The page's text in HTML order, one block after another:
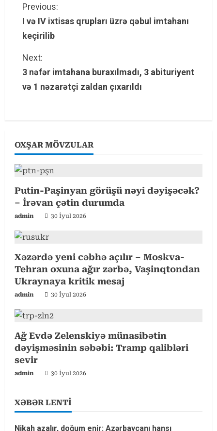
C
o
n
t
i
e
R
e
a
d
i
n
g
Previous:
I və IV ixtisas qrupları üzrə qəbul imtahanı
keçirilib
Next:
3 nəfər imtahana buraxılmadı, 3 abituriyent
və 1 nəzarətçi zaldan çıxarıldı
OXŞAR MÖVZULAR
Putin-Paşinyan görüşü nəyi dəyişəcək?
– İrəvan çətin durumda
admin 30 İyul 2026
Xəzərdə yeni cəbhə açılır – Moskva-
Tehran oxuna ağır zərbə, Vaşinqtondan
Ukraynaya kritik mesaj
admin 30 İyul 2026
Ağ Evdə Zelenskiyə münasibətin
dəyişməsinin səbəbi: Tramp qalibləri
sevir
admin 30 İyul 2026
XƏBƏR LENTİ
Nikah azalır, doğum enir: Azərbaycanı hansı